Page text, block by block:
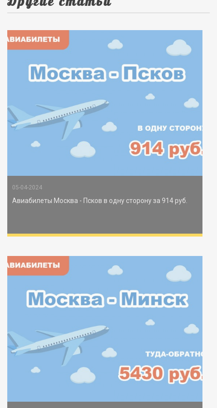
05-04-2024
Авиабилеты Москва - Псков в одну сторону за 914 руб.